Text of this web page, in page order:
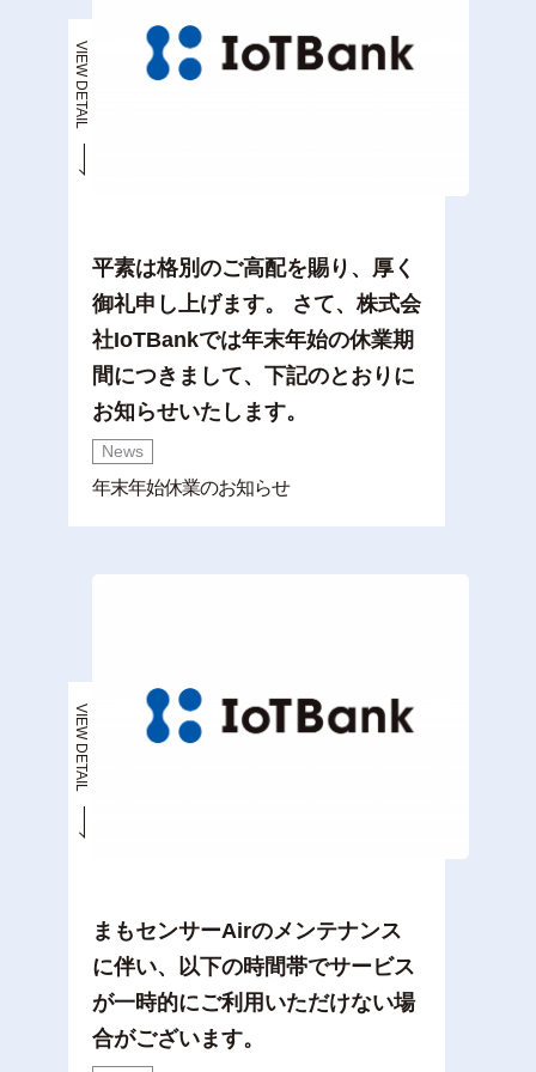
VIEW DETAIL
平素は格別のご高配を賜り、厚く
御礼申し上げます。 さて、株式会
社IoTBankでは年末年始の休業期
間につきまして、下記のとおりに
お知らせいたします。
News
年末年始休業のお知らせ
VIEW DETAIL
まもセンサーAirのメンテナンス
に伴い、以下の時間帯でサービス
が一時的にご利用いただけない場
合がございます。